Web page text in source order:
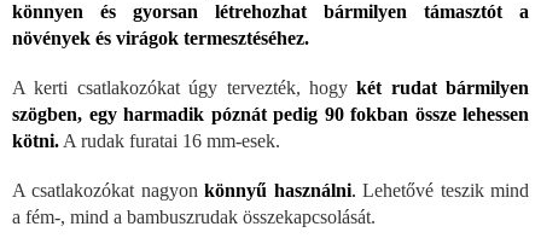
könnyen és gyorsan létrehozhat bármilyen támasztót a
növények és virágok termesztéséhez.
A kerti csatlakozókat úgy tervezték, hogykét rudat bármilyen
szögben, egy harmadik póznát pedig 90 fokban össze lehessen
kötni. A rudak furatai 16 mm-esek.
A csatlakozókat nagyonkönnyű használni. Lehetővé teszik mind
a fém-, mind a bambuszrudak összekapcsolását.